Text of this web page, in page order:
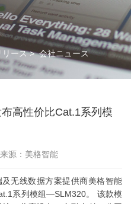
リース> 会社ニュース
高性价比Cat.1系列模
源：美格智能
无线数据方案提供商美格智能
系列模组—SLM320。 该款模